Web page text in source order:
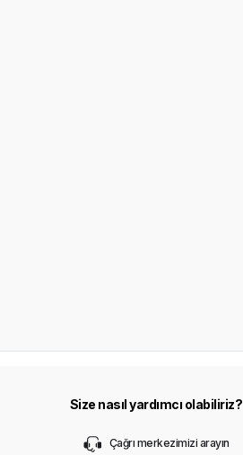
Size nasıl yardımcı olabiliriz?
Çağrı merkezimizi arayın